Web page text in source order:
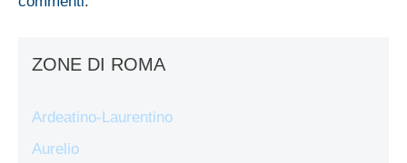
ZONE DI ROMA
Ardeatino-Laurentino
Aurelio